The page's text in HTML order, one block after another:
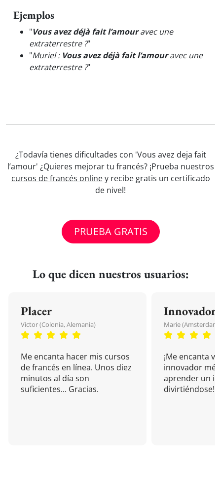
Ejemplos
"Vous avez déjà fait l’amouravec une
extraterrestre ?"
"Muriel : Vous avez déjà fait l’amouravec une
extraterrestre ?"
¿Todavía tienes dificultades con 'Vous avez deja fait
l’amour' ¿Quieres mejorar tu francés? ¡Prueba nuestros
cursos de francés onliney recibe gratis un certificado
de nivel!
PRUEBA GRATIS
Lo que dicen nuestros usuarios:
Placer
Victor (Colonia, Alemania)
Me encanta hacer mis cursos
de francés en línea. Unos diez
minutos al día son
suficientes... Gracias.
Innovador
Marie (Amsterdam,
¡Me encanta
innovador
aprender un
divirtiéndose!